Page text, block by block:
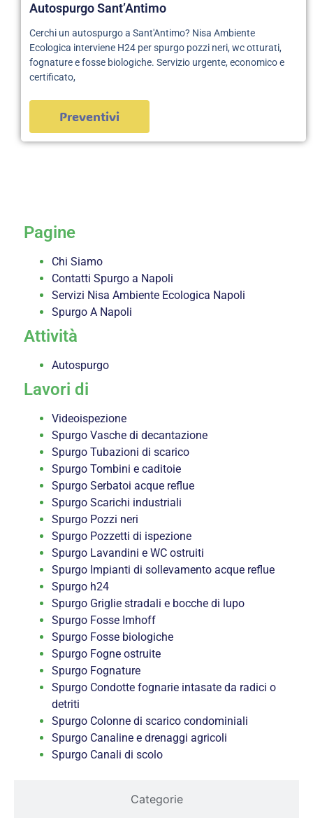
Autospurgo Sant’Antimo
Cerchi un autospurgo a Sant'Antimo? Nisa Ambiente
Ecologica interviene H24 per spurgo pozzi neri, wc otturati,
fognature e fosse biologiche. Servizio urgente, economico e
certificato,
Preventivi
Categorie
Pagine
Chi Siamo
Contatti Spurgo a Napoli
Servizi Nisa Ambiente Ecologica Napoli
Spurgo A Napoli
Attività
Autospurgo
Lavori di
Videoispezione
Spurgo Vasche di decantazione
Spurgo Tubazioni di scarico
Spurgo Tombini e caditoie
Spurgo Serbatoi acque reflue
Spurgo Scarichi industriali
Spurgo Pozzi neri
Spurgo Pozzetti di ispezione
Spurgo Lavandini e WC ostruiti
Spurgo Impianti di sollevamento acque reflue
Spurgo h24
Spurgo Griglie stradali e bocche di lupo
Spurgo Fosse Imhoff
Spurgo Fosse biologiche
Spurgo Fogne ostruite
Spurgo Fognature
Spurgo Condotte fognarie intasate da radici o
detriti
Spurgo Colonne di scarico condominiali
Spurgo Canaline e drenaggi agricoli
Spurgo Canali di scolo